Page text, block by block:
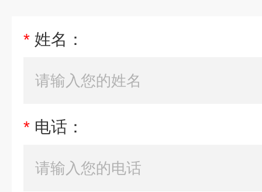
* 姓名：
* 电话：